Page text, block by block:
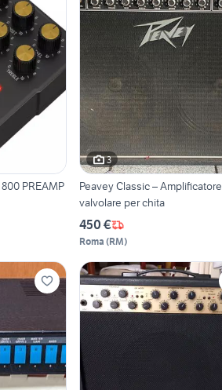
PREAMP
3
Peavey Classic – Amplificatore
valvolare per chita
450 €
Roma (RM)